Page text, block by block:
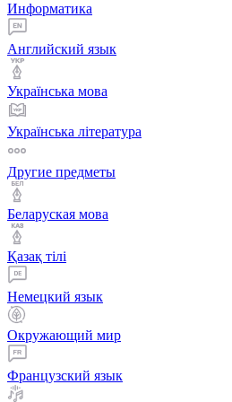
Информатика
Английский язык
Українська мова
Українська література
Другие предметы
Беларуская мова
Қазақ тiлi
Немецкий язык
Окружающий мир
Французский язык